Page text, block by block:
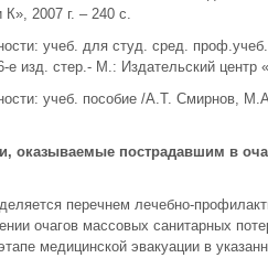
К», 2007 г. – 240 с.
учеб. для студ. сред.
е изд. стер.- М.: Издательский центр
учеб. пособие /А.Т.
пострадавшим в
перечнем лечебно-
очагов массовых санитарных
медицинской эвакуации в